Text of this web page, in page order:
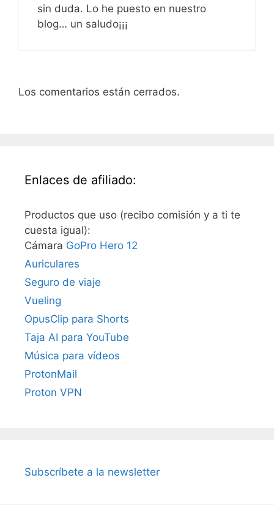
sin duda. Lo he puesto en nuestro
blog… un saludo¡¡¡
Los comentarios están cerrados.
Enlaces de afiliado:
Productos que uso (recibo comisión y a ti te
cuesta igual):
Cámara GoPro Hero 12
Auriculares
Seguro de viaje
Vueling
OpusClip para Shorts
Taja AI para YouTube
Música para vídeos
ProtonMail
Proton VPN
Subscríbete a la newsletter